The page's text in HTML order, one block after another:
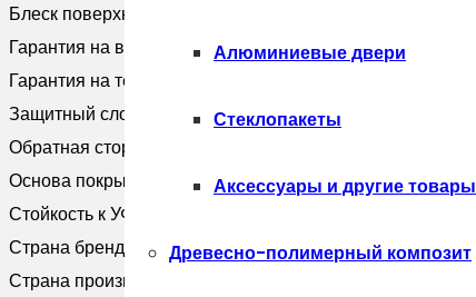
Алюминиевые двери
Стеклопакеты
Аксессуары и другие товары
Древесно-полимерный композит
Блеск поверхности:
Гарантия на внешний вид:10 лет
Гарантия на технические хара:
Защитный слой, г/м2: Zn 100-140
Обратная сторона:
Основа покрытия:
Полиэфир
Стойкость к УФ:
Страна бренда:
Россия
Страна производитель: